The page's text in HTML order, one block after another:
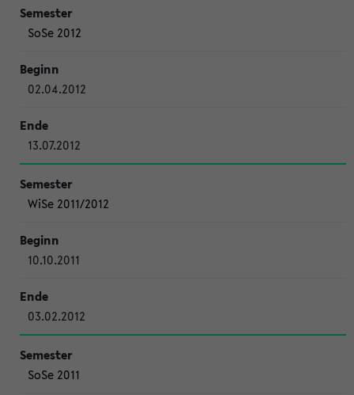
SoSe 2012
02.04.2012
13.07.2012
WiSe 2011/2012
10.10.2011
03.02.2012
SoSe 2011